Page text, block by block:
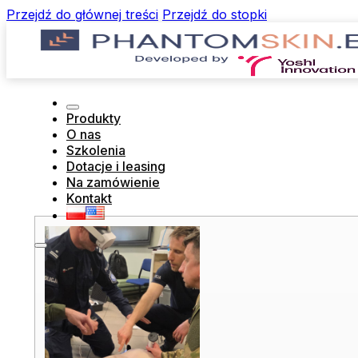
Przejdź do głównej treści Przejdź do stopki
Produkty
O nas
Szkolenia
Dotacje i leasing
Na zamówienie
Kontakt